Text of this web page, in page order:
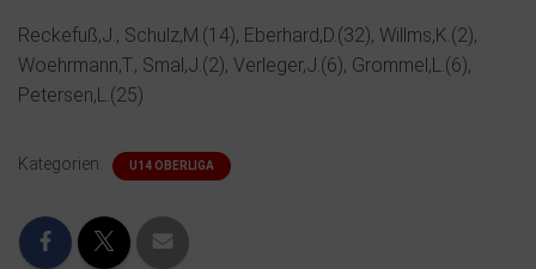
Reckefuß,J., Schulz,M.(14), Eberhard,D.(32), Willms,K.(2),
Woehrmann,T., Smal,J.(2), Verleger,J.(6), Grommel,L.(6),
Petersen,L.(25)
Kategorien: U14 OBERLIGA